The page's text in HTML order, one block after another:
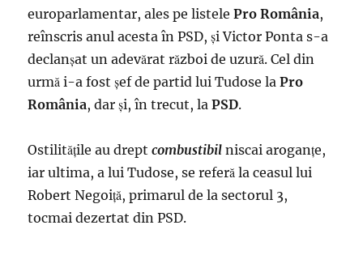
europarlamentar, ales pe listelePro România,
reînscris anul acesta în PSD, şi Victor Ponta s-a
declanşat un adevărat război de uzură. Cel din
urmă i-a fost şef de partid lui Tudose laPro
România, dar şi, în trecut, laPSD.
Ostilităţile au dreptcombustibilniscai aroganţe,
iar ultima, a lui Tudose, se referă la ceasul lui
Robert Negoiţă, primarul de la sectorul 3,
tocmai dezertat din PSD.